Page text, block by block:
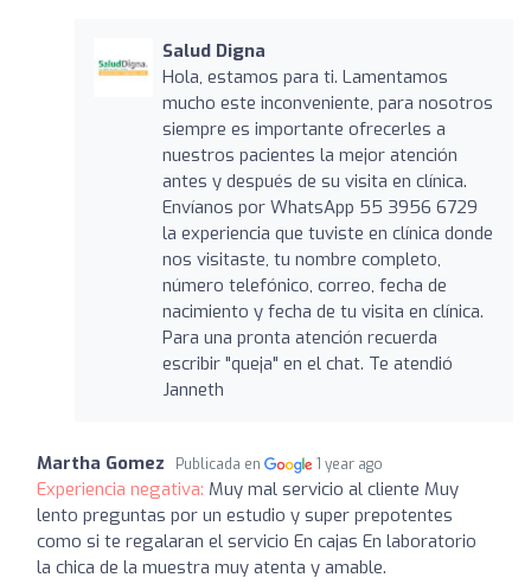
Salud Digna
Hola, estamos para ti. Lamentamos
mucho este inconveniente, para nosotros
siempre es importante ofrecerles a
nuestros pacientes la mejor atención
antes y después de su visita en clínica.
Envíanos por WhatsApp 55 3956 6729
la experiencia que tuviste en clínica donde
nos visitaste, tu nombre completo,
número telefónico, correo, fecha de
nacimiento y fecha de tu visita en clínica.
Para una pronta atención recuerda
escribir "queja" en el chat. Te atendió
Janneth
Martha Gomez Publicada en 1 year ago
Experiencia negativa: Muy mal servicio al cliente Muy
lento preguntas por un estudio y super prepotentes
como si te regalaran el servicio En cajas En laboratorio
la chica de la muestra muy atenta y amable.